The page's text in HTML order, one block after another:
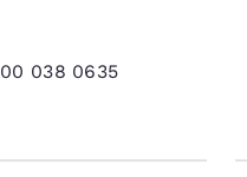
038 0635